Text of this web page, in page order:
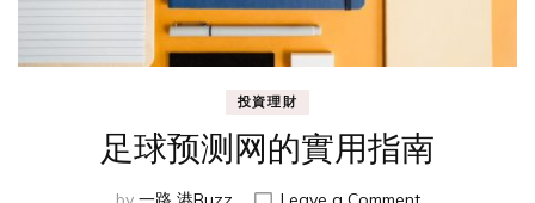
投資理財
足球预测网的實用指南
on